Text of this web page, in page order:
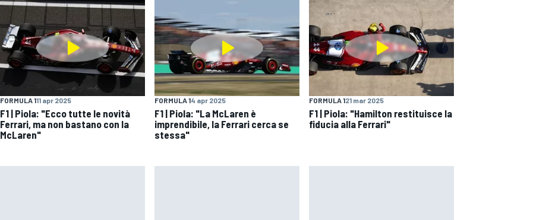
FORMULA 111 apr 2025
F1 | Piola: "Ecco tutte le novità
Ferrari, ma non bastano con la
McLaren"
FORMULA 14 apr 2025
F1 | Piola: "La McLaren è
imprendibile, la Ferrari cerca se
stessa"
FORMULA 121 mar 2025
F1 | Piola: "Hamilton restituisce la
fiducia alla Ferrari"